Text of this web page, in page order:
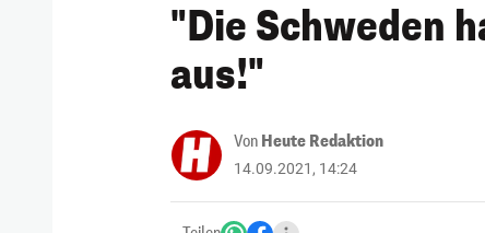
"Die Schweden
aus!"
Von Heute Redaktion
14.09.2021, 14:24